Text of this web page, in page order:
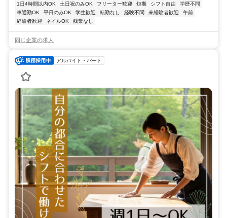
1日4時間以内OK
土日祝のみOK フリーター歓迎 短期 シフト自由
学歴不問
車通勤OK
平日のみOK 学生歓迎 転勤なし 経験不問 未経験者歓迎
午前
経験者歓迎
ネイルOK 残業なし
同じ企業の求人
アルバイト・パート